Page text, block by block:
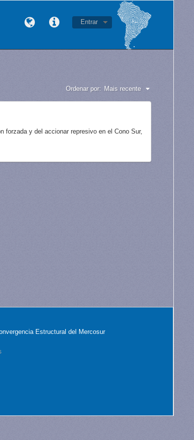
Entrar
Ordenar por: Mais recente
forzada y del accionar represivo en el Cono Sur,
Estructural del Mercosur